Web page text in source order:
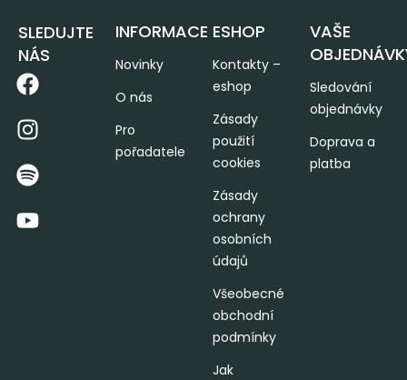
SLEDUJTE
NÁS
INFORMACE
Novinky
O nás
Pro
pořadatele
ESHOP
Kontakty –
eshop
Zásady
použití
cookies
Zásady
ochrany
osobních
údajů
Všeobecné
obchodní
podmínky
Jak
VAŠE
Sledování
objednávky
Doprava a
platba